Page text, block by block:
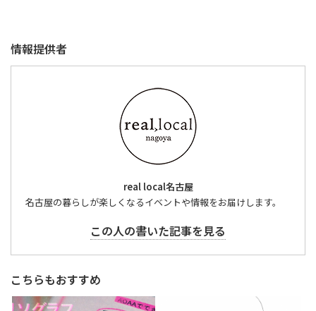
情報提供者
real local名古屋
名古屋の暮らしが楽しくなるイベントや情報をお届けします。
この人の書いた記事を見る
こちらもおすすめ